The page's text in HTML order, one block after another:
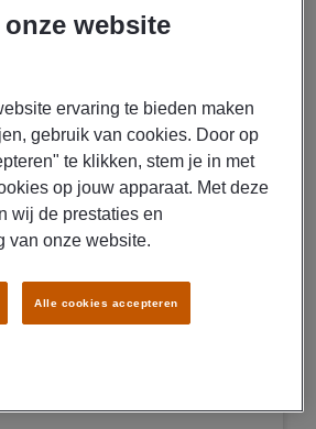
NIEUW
regio
website
ervaring te bieden maken
gebruik van cookies. Door op
te klikken, stem je in met
op jouw apparaat. Met deze
wij de prestaties en
van onze website.
Alle cookies accepteren